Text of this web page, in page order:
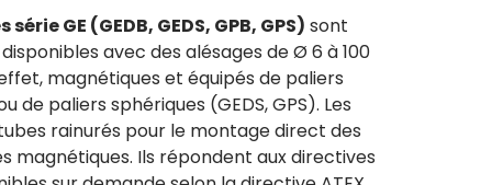
GE (GEDB, GEDS, GPB, GPS) sont
avec des alésages de Ø 6 à 100
magnétiques et équipés de paliers
de paliers sphériques (GEDS, GPS). Les
rainurés pour le montage direct des
magnétiques. Ils répondent aux directives